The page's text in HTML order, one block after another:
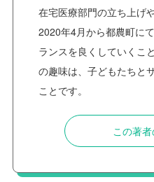
在宅医療部門の立ち上げ
2020年4月から都農町に
ランスを良くしていくこ
の趣味は、子どもたちと
ことです。
この著